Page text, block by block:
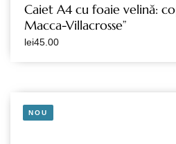
Caiet A4 cu foaie velină:
Macca-Villacrosse”
lei45.00
NOU